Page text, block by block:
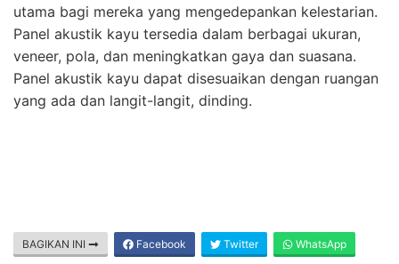
utama bagi mereka yang mengedepankan kelestarian.
Panel akustik kayu tersedia dalam berbagai ukuran,
veneer, pola, dan meningkatkan gaya dan suasana.
Panel akustik kayu dapat disesuaikan dengan ruangan
yang ada dan langit-langit, dinding.
BAGIKAN INI Facebook Twitter WhatsApp